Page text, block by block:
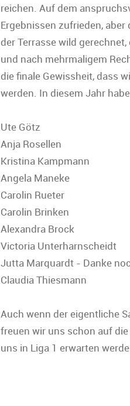
reichen. Auf dem
Ergebnissen zufrieden,
der Terrasse wild
und nach mehrmaligem
die finale Gewissheit, dass
werden. In diesem Jahr
Ute Götz
Anja Rosellen
Kristina Kampmann
Angela Maneke
Carolin Rueter
Carolin Brinken
Alexandra Brock
Victoria Unterharnscheidt
Jutta Marquardt - Danke
Claudia Thiesmann
Auch wenn der eigentliche
freuen wir uns schon auf
uns in Liga 1 erwarten